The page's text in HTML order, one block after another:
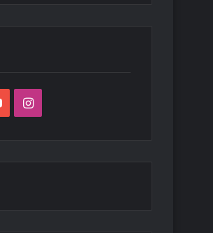
YouTubeInstagram